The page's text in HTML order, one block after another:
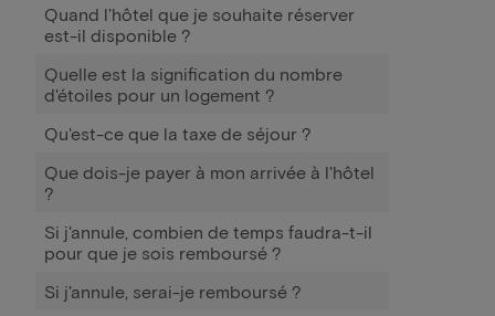
Quand l'hôtel que je souhaite réserver
est-il disponible ?
Quelle est la signification du nombre
d'étoiles pour un logement ?
Qu'est-ce que la taxe de séjour ?
Que dois-je payer à mon arrivée à l'hôtel
?
Si j'annule, combien de temps faudra-t-il
pour que je sois remboursé ?
Si j'annule, serai-je remboursé ?